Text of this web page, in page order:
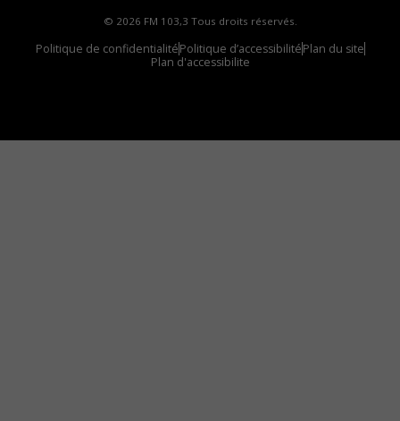
© 2026 FM 103,3 Tous droits réservés.
Politique de confidentialitéPolitique d’accessibilitéPlan du site
Plan d'accessibilite